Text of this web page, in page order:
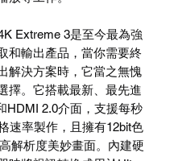
Extreme 3是至今最為強
和輸出產品，當你需要終
解決方案時，它當之無愧
擇。它搭載最新、最先進
HDMI 2.0介面，支援每秒
速率製作，且擁有12bit色
解析度美妙畫面。內建硬